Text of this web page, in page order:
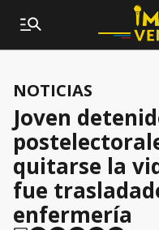
NOTICIAS
Joven
quitarse la
fue
enfermería